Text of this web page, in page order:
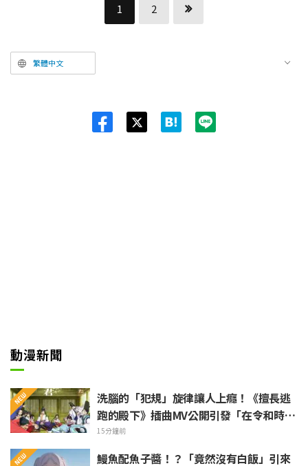
1 2
繁體中文
動漫新聞
洗腦的「犯規」旋律讓人上癮！《擅長逃
跑的殿下》插曲MV公開引發「在令和時代
的歷史劇裡出角色歌」話題沸騰
15分鐘前
鰻魚配魚子醬！？「竟然沒有白飯」引來